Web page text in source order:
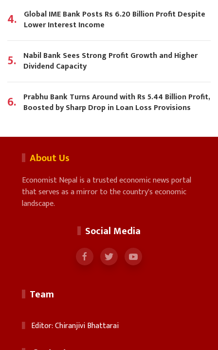
4. Global IME Bank Posts Rs 6.20 Billion Profit Despite
Lower Interest Income
5. Nabil Bank Sees Strong Profit Growth and Higher
Dividend Capacity
6. Prabhu Bank Turns Around with Rs 5.44 Billion Profit,
Boosted by Sharp Drop in Loan Loss Provisions
About Us
Economist Nepal is a trusted economic news portal
that serves as a mirror to the country's economic
landscape.
Social Media
Team
Editor: Chiranjivi Bhattarai